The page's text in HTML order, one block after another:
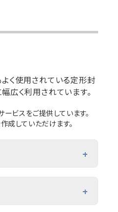
く使用されている定形封
広く利用されています。
ビスをご提供しています。
成していただけます。